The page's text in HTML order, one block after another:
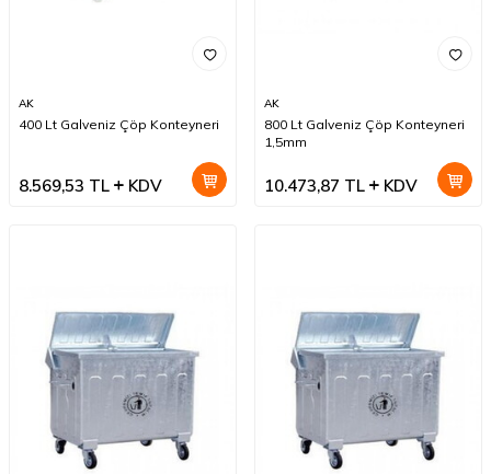
AK
400 Lt Galveniz Çöp Konteyneri
8.569,53 TL KDV
AK
800 Lt Galveniz Çöp Konteyneri
1,5mm
10.473,87 TL KDV